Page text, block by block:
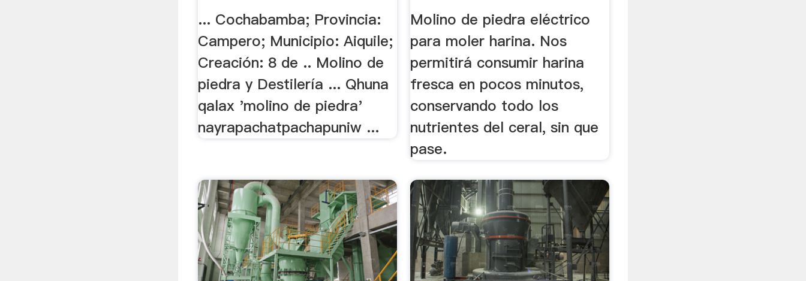
... Cochabamba; Provincia:
Campero; Municipio: Aiquile;
Creación: 8 de .. Molino de
piedra y Destilería ... Qhuna
qalax 'molino de piedra'
nayrapachatpachapuniw ...
Molino de piedra eléctrico
para moler harina. Nos
permitirá consumir harina
fresca en pocos minutos,
conservando todo los
nutrientes del ceral, sin que
pase.